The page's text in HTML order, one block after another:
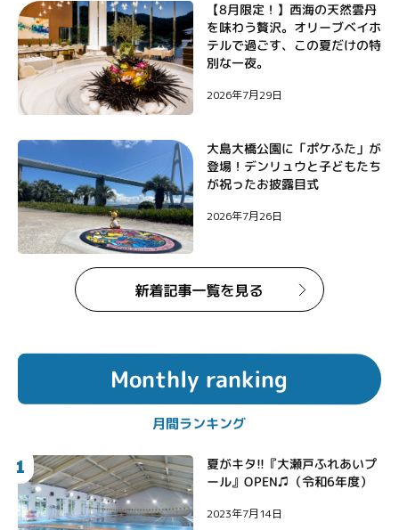
【8月限定！】西海の天然雲丹
を味わう贅沢。オリーブベイホ
テルで過ごす、この夏だけの特
別な一夜。
2026年7月29日
大島大橋公園に「ポケふた」が
登場！デンリュウと子どもたち
が祝ったお披露目式
2026年7月26日
Monthly ranking
月間ランキング
1 夏がキタ!!『大瀬戸ふれあいプ
ール』OPEN♫（令和6年度）
2023年7月14日